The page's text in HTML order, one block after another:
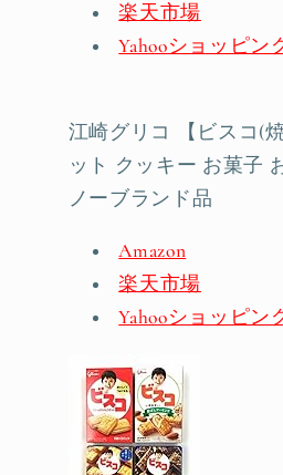
楽天市場
Yahooショッピン
江崎グリコ 【ビスコ(
ット クッキー お菓子
ノーブランド品
Amazon
楽天市場
Yahooショッピン